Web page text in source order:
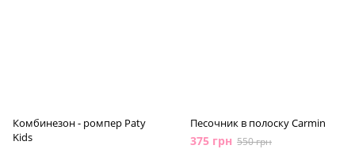
Комбинезон - ромпер Paty
Kids
Песочник в полоску Carmin
375 грн 550 грн